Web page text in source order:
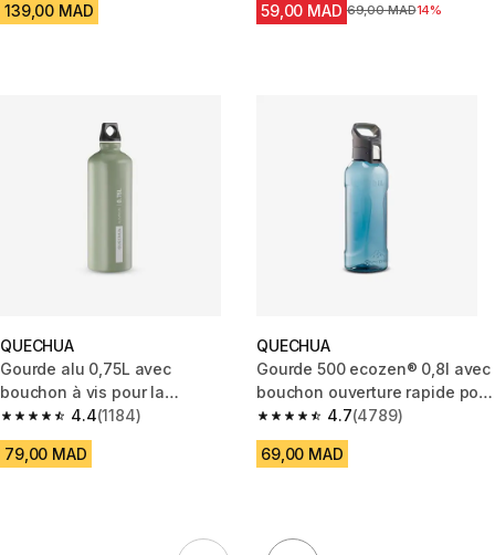
139,00 MAD 59,00 MAD Prix avant la réduction
69,00 MAD14%
QUECHUA
Gourde alu 0,75L avec
bouchon à vis pour la
randonnée4.4
4.4 out of 5 stars from 1184 reviews
(1184)
79,00 MAD
QUECHUA
Gourde 500 ecozen® 0,8l avec
bouchon ouverture rapide pour
la randonnée - Bleu
4.7
4.7 out of 5 stars from 4789
(4789)
69,00 MAD